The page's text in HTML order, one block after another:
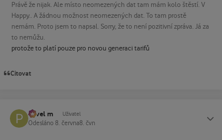
Právě že nijak. Ale místo neomezených dat tam mám kolo štěstí. V
Happy.. A žádnou možnost neomezených dat. To tam prostě
nemám. Proto jsem to napsal. Sorry, že to není pozitivní zpráva. Já za
to nemůžu.
protože to platí pouze pro novou generaci tarifů
Citovat
Pavel m Uživatel
Odesláno 8. června8. čvn